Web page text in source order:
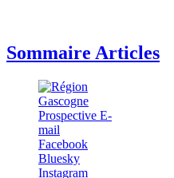
Sommaire Articles